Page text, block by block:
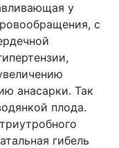
у
с
анасарки. Так
плода.
гибель